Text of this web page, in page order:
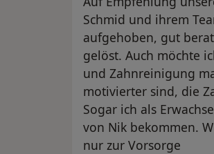
Schmid und ihrem
aufgehoben, gut
gelöst. Auch möchte
und Zahnreinigung
motivierter sind, die
Sogar ich als
von Nik bekommen.
nur zur Vorsorge